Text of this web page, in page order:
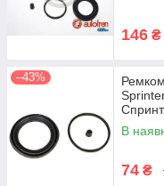
146 ₴
–43%
В
74 ₴